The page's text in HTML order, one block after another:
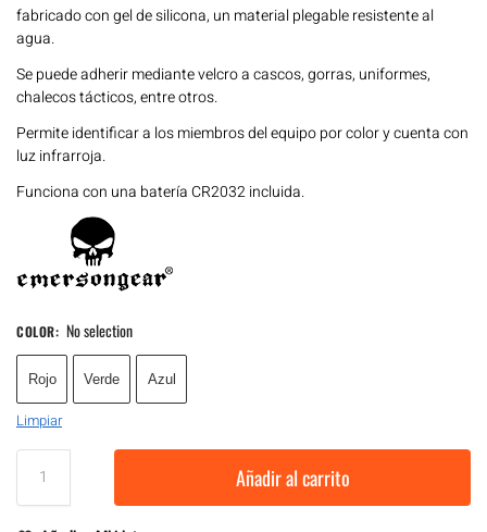
fabricado con gel de silicona, un material plegable resistente al
agua.
Se puede adherir mediante velcro a cascos, gorras, uniformes,
chalecos tácticos, entre otros.
Permite identificar a los miembros del equipo por color y cuenta con
luz infrarroja.
Funciona con una batería CR2032 incluida.
COLOR: No selection
Rojo Verde Azul
Limpiar
Añadir al carrito